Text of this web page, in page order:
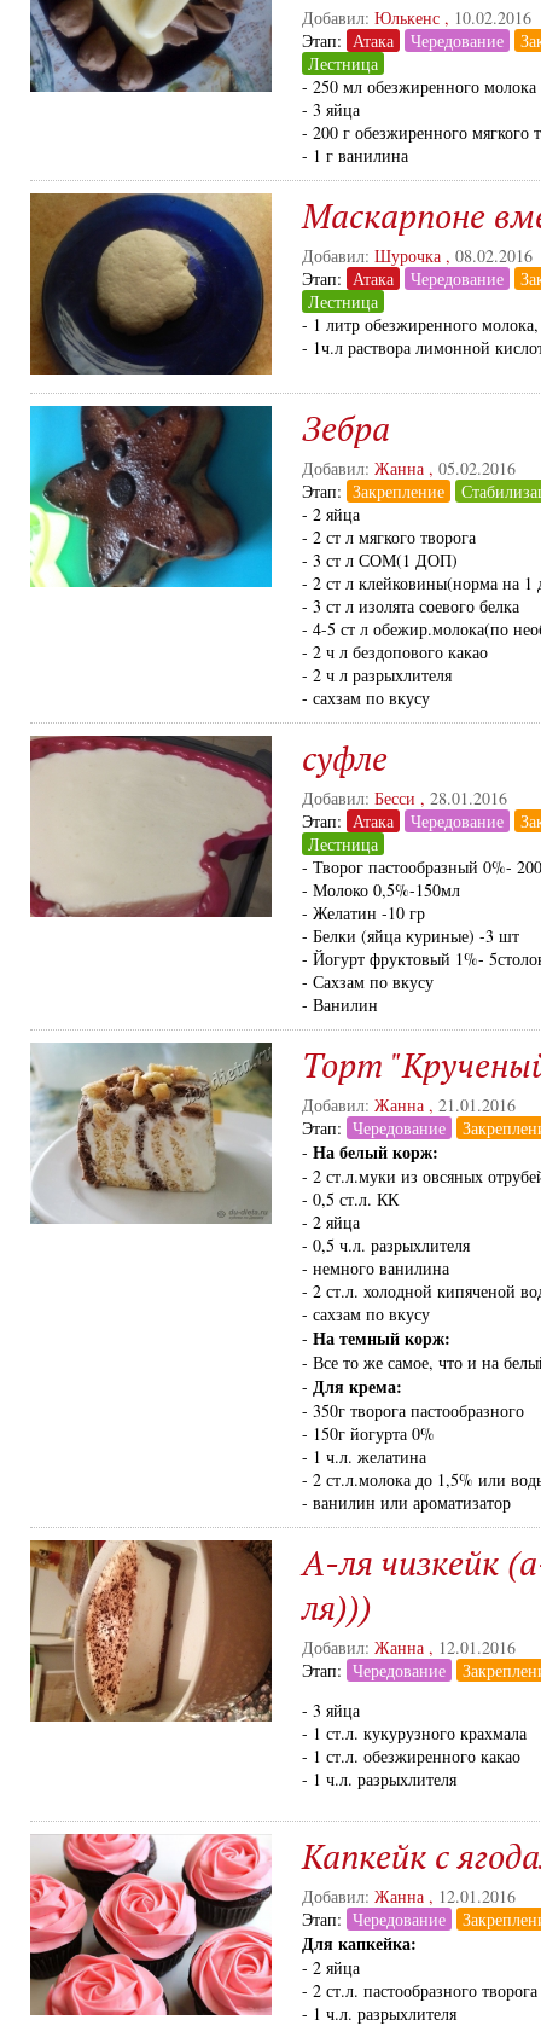
Добавил: Юлькенс , 10.02.2016
Этап: Атака Чередование
Лестница
- 250 мл обезжиренного молока
- 3 яйца
- 200 г обезжиренного мягкого
- 1 г ванилина
Маскарпоне
Добавил: Шурочка , 08.02.2016
Этап: Атака Чередование
Лестница
- 1 литр обезжиренного молока,
- 1ч.л раствора лимонной
Зебра
Добавил: Жанна , 05.02.2016
Этап: Закрепление
- 2 яйца
- 2 ст л мягкого творога
- 3 ст л СОМ(1 ДОП)
- 2 ст л клейковины(норма на 1
- 3 ст л изолята соевого белка
- 4-5 ст л обежир.молока(по
- 2 ч л бездопового какао
- 2 ч л разрыхлителя
- сахзам по вкусу
суфле
Добавил: Бесси , 28.01.2016
Этап: Атака Чередование
Лестница
- Творог пастообразный 0%-
- Молоко 0,5%-150мл
- Желатин -10 гр
- Белки (яйца куриные) -3 шт
- Йогурт фруктовый 1%-
- Сахзам по вкусу
- Ванилин
Торт
Добавил: Жанна , 21.01.2016
Этап: Чередование
- На белый корж:
- 2 ст.л.муки из овсяных
- 0,5 ст.л. КК
- 2 яйца
- 0,5 ч.л. разрыхлителя
- немного ванилина
- 2 ст.л. холодной кипяченой
- сахзам по вкусу
- На темный корж:
- Все то же самое, что и на
- Для крема:
- 350г творога пастообразного
- 150г йогурта 0%
- 1 ч.л. желатина
- 2 ст.л.молока до 1,5% или
- ванилин или ароматизатор
А-ля чизкейк
ля)))
Добавил: Жанна , 12.01.2016
Этап: Чередование
- 3 яйца
- 1 ст.л. кукурузного крахмала
- 1 ст.л. обезжиренного какао
- 1 ч.л. разрыхлителя
Капкейк с
Добавил: Жанна , 12.01.2016
Этап: Чередование
Для капкейка:
- 2 яйца
- 2 ст.л. пастообразного творога
- 1 ч.л. разрыхлителя